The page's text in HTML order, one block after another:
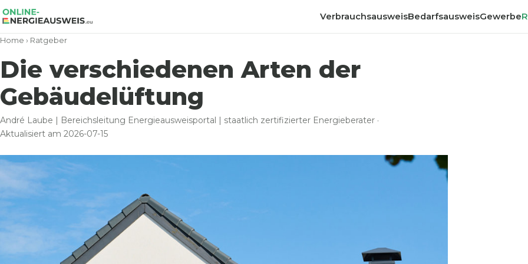
VerbrauchsausweisBedarfsausweisGewerbe
Home › Ratgeber
Die verschiedenen Arten der
Gebäudelüftung
André Laube | Bereichsleitung Energieausweisportal | staatlich zertifizierter Energieberater ·
Aktualisiert am 2026-07-15